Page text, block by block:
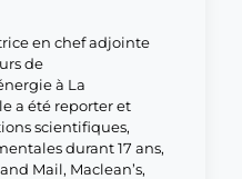
en chef adjointe
de
à La
a été reporter et
scientifiques,
durant 17 ans,
Mail, Maclean’s,